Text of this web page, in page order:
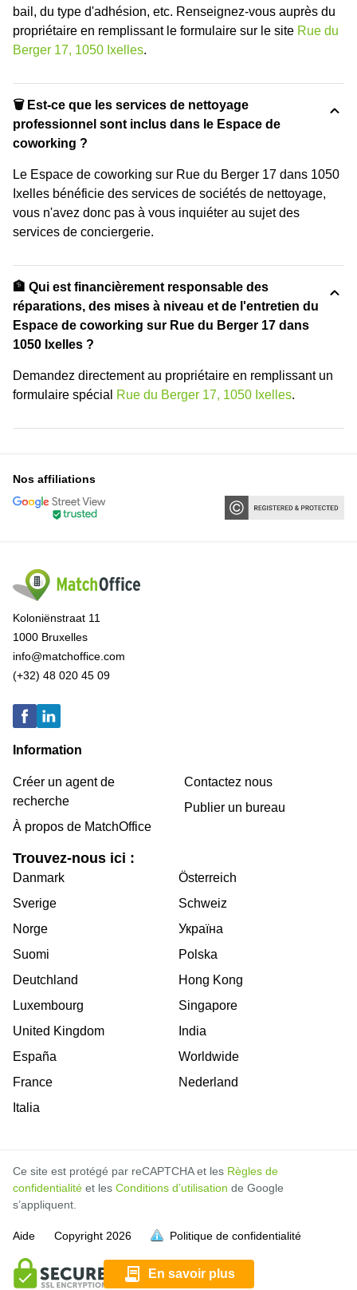
En savoir plus
bail, du type d'adhésion, etc. Renseignez-vous auprès du
propriétaire en remplissant le formulaire sur le site Rue du
Berger 17, 1050 Ixelles.
🗑 Est-ce que les services de nettoyage
professionnel sont inclus dans le Espace de
coworking ?
Le Espace de coworking sur Rue du Berger 17 dans 1050
Ixelles bénéficie des services de sociétés de nettoyage,
vous n'avez donc pas à vous inquiéter au sujet des
services de conciergerie.
🏦 Qui est financièrement responsable des
réparations, des mises à niveau et de l'entretien du
Espace de coworking sur Rue du Berger 17 dans
1050 Ixelles ?
Demandez directement au propriétaire en remplissant un
formulaire spécial
Rue du Berger 17, 1050 Ixelles.
soit pleine.
soit pleine.
soit pleine.
soit pleine.
soit pleine.
soit pleine.
soit pleine.
soit pleine.
soit pleine.
soit pleine.
soit pleine.
Nos affiliations
Koloniënstraat 11
1000 Bruxelles
info@matchoffice.com
(+32) 48 020 45 09
Information
Créer un agent de
recherche
À propos de MatchOffice
Contactez nous
Publier un bureau
Trouvez-nous ici :
Danmark
Sverige
Norge
Suomi
Deutchland
Luxembourg
United Kingdom
España
France
Italia
Österreich
Schweiz
Україна
Polska
Hong Kong
Singapore
India
Worldwide
Nederland
Ce site est protégé par reCAPTCHA et les Règles de
confidentialité et les Conditions d’utilisation de Google
s’appliquent.
Aide Copyright 2026 Politique de confidentialité